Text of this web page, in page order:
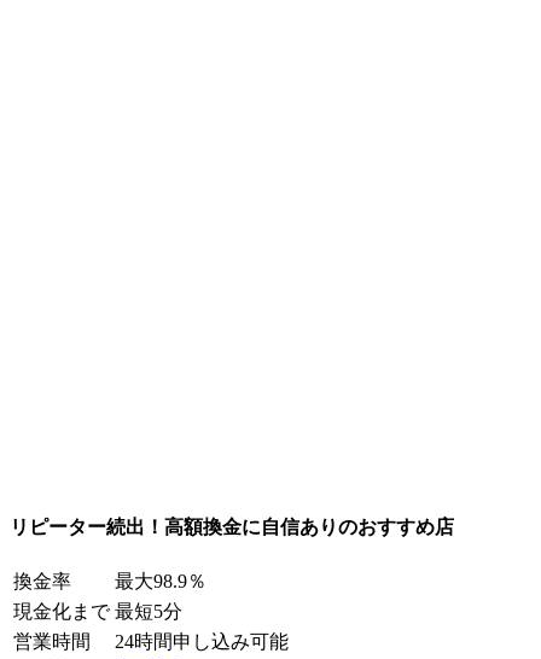
リピーター続出！高額換金に自信ありのおすすめ店
換金率
最大98.9％
現金化まで 最短5分
営業時間
24時間申し込み可能